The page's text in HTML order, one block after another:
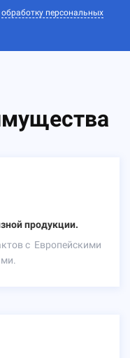
обработку персональных
продукции.
с Европейскими